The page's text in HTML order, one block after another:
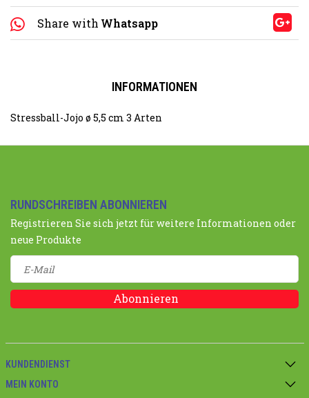
Share with Whatsapp
INFORMATIONEN
Stressball-Jojo ø 5,5 cm 3 Arten
RUNDSCHREIBEN ABONNIEREN
Registrieren Sie sich jetzt für weitere Informationen oder
neue Produkte
Abonnieren
KUNDENDIENST
MEIN KONTO